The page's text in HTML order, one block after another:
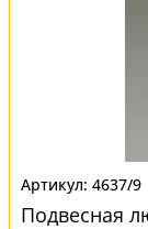
4637/9
Подвесная